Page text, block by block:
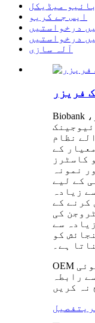
میڈیکل
ایس جے کریو
درخواستیں
درخواستیں
آلہ سازی
فریزر
Biobank سیریز صارفین کو خودکار،
نظام
کے
کاسٹرز
نمونہ
کے لیے
زیادہ
کرنے کے
کی
سے
کو
ہے۔
OEM سروس دستیاب ہے۔ کوئی
رابطہ
تفصیل